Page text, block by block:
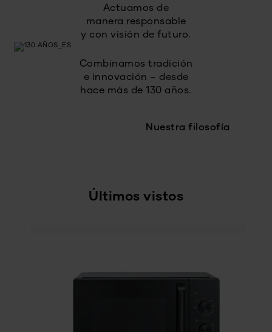
Actuamos de
manera responsable
y con visión de futuro.
Combinamos tradición
e innovación – desde
hace más de 130 años.
Nuestra filosofía
Últimos vistos